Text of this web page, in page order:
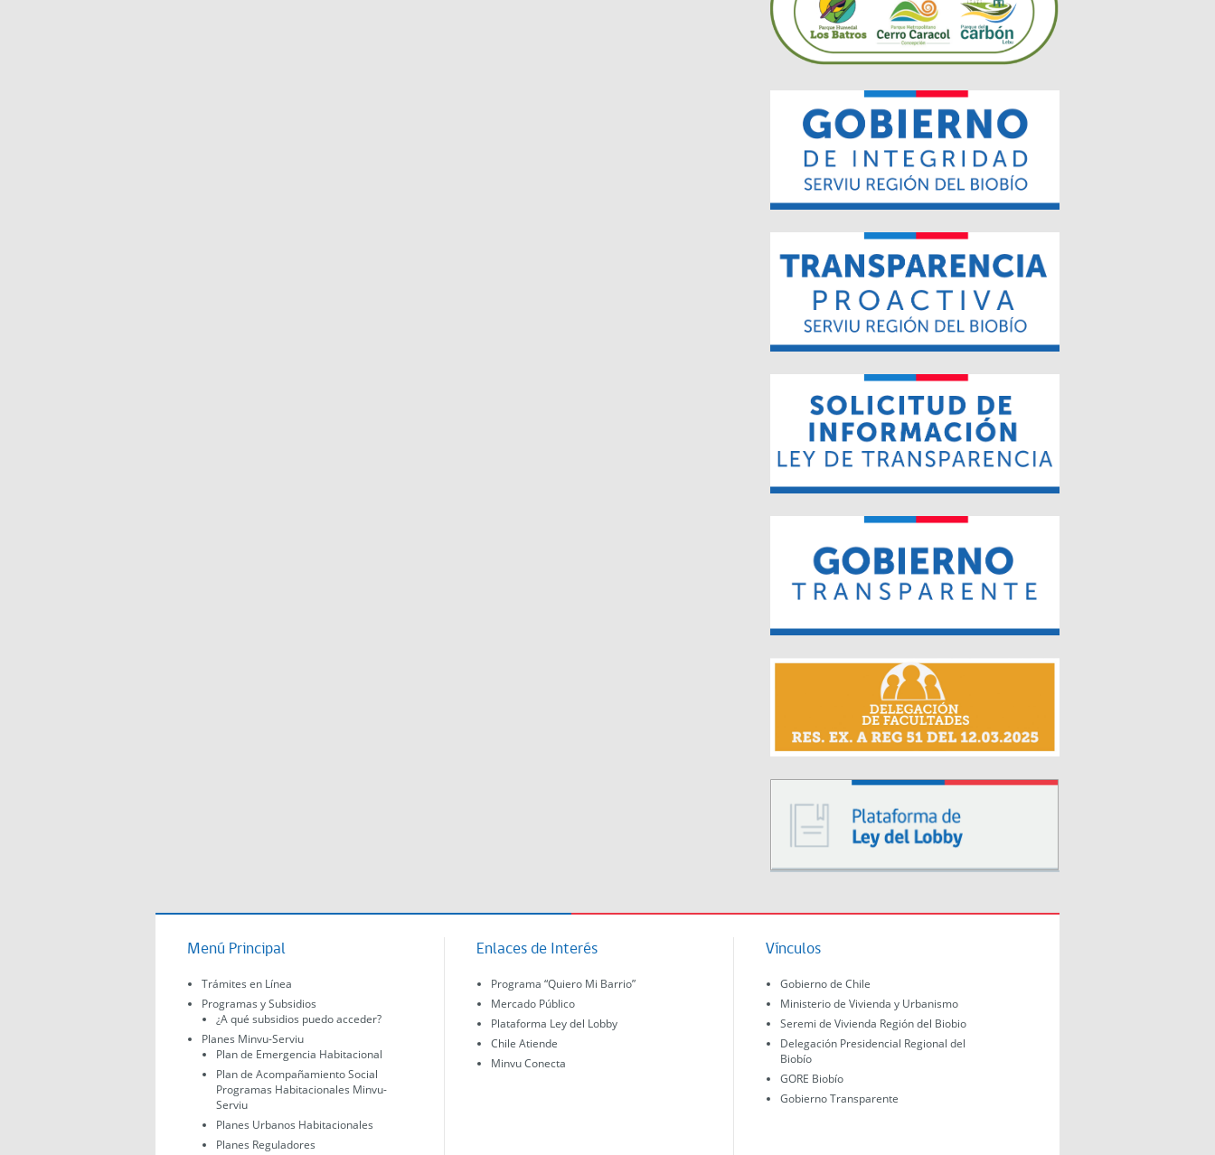
Menú Principal
Trámites en Línea
Programas y Subsidios
¿A qué subsidios puedo acceder?
Planes Minvu-Serviu
Plan de Emergencia Habitacional
Plan de Acompañamiento Social
Programas Habitacionales Minvu-
Serviu
Planes Urbanos Habitacionales
Planes Reguladores
Enlaces de Interés
Programa “Quiero Mi Barrio”
Mercado Público
Plataforma Ley del Lobby
Chile Atiende
Minvu Conecta
Vínculos
Gobierno de Chile
Ministerio de Vivienda y Urbanismo
Seremi de Vivienda Región del Biobio
Delegación Presidencial Regional del
Biobío
GORE Biobío
Gobierno Transparente